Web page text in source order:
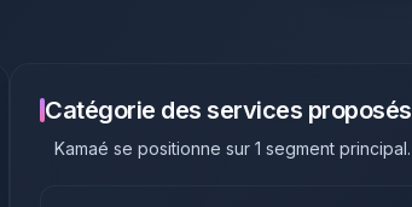
Catégorie des services proposés
Kamaé se positionne sur 1 segment principal.